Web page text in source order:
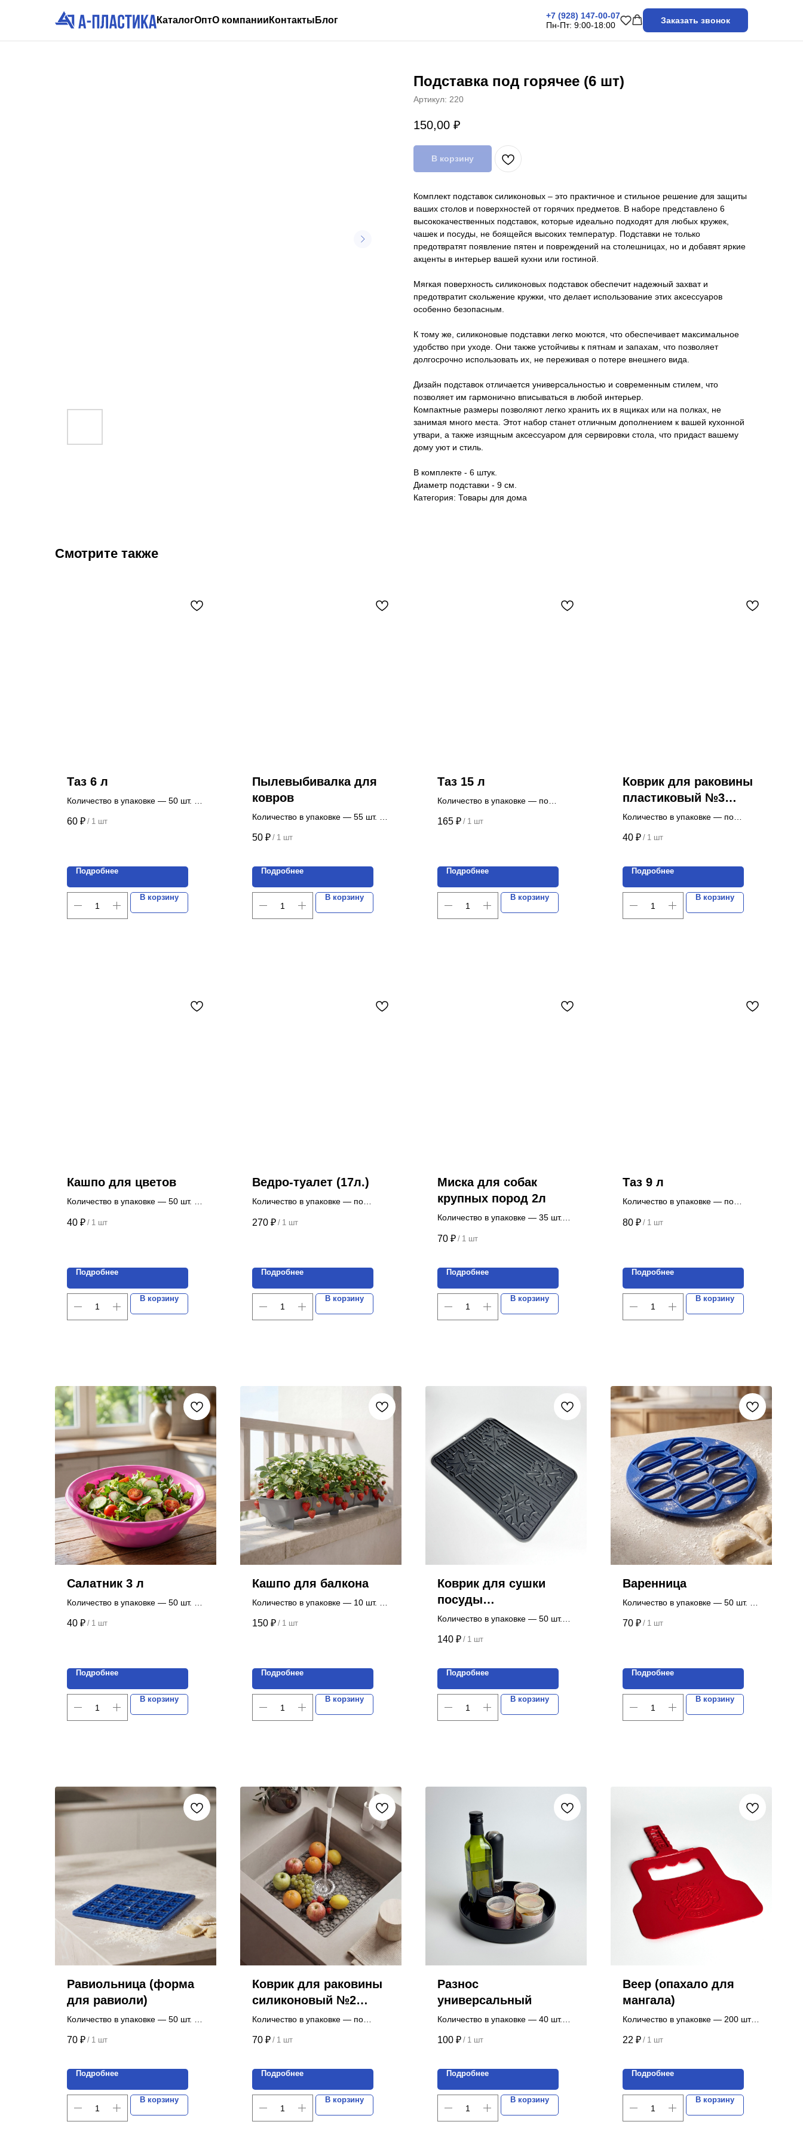
КаталогОптО компании Контакты Блог
+7 (928) 147-00-07
Пн-Пт: 9:00-18:00
Заказать звонок
Подставка под горячее (6 шт)
Артикул: 220
150,00 ₽
В корзину
Комплект подставок силиконовых – это практичное и стильное решение для защиты
ваших столов и поверхностей от горячих предметов. В наборе представлено 6
высококачественных подставок, которые идеально подходят для любых кружек,
чашек и посуды, не боящейся высоких температур. Подставки не только
предотвратят появление пятен и повреждений на столешницах, но и добавят яркие
акценты в интерьер вашей кухни или гостиной.
Мягкая поверхность силиконовых подставок обеспечит надежный захват и
предотвратит скольжение кружки, что делает использование этих аксессуаров
особенно безопасным.
К тому же, силиконовые подставки легко моются, что обеспечивает максимальное
удобство при уходе. Они также устойчивы к пятнам и запахам, что позволяет
долгосрочно использовать их, не переживая о потере внешнего вида.
Дизайн подставок отличается универсальностью и современным стилем, что
позволяет им гармонично вписываться в любой интерьер.
Компактные размеры позволяют легко хранить их в ящиках или на полках, не
занимая много места. Этот набор станет отличным дополнением к вашей кухонной
утвари, а также изящным аксессуаром для сервировки стола, что придаст вашему
дому уют и стиль.
В комплекте - 6 штук.
Диаметр подставки - 9 см.
Категория: Товары для дома
Смотрите также
Таз 6 л
Количество в упаковке — 50 шт.
60 ₽ / 1 шт
Подробнее
В корзину
Пылевыбивалка для
ковров
Количество в упаковке — 55 шт.
50 ₽ / 1 шт
Подробнее
В корзину
Таз 15 л
Количество в упаковке — по
Цена указана за 1 шт.
165 ₽ / 1 шт
Подробнее
В корзину
Коврик для раковины
пластиковый №3
"Камушки" 30х30
Количество в упаковке — по
Цена указана за 1 шт.
40 ₽ / 1 шт
Подробнее
В корзину
Кашпо для цветов
Количество в упаковке — 50 шт.
40 ₽ / 1 шт
Подробнее
В корзину
Ведро-туалет (17л.)
Количество в упаковке — по
Цена указана за 1 шт.
270 ₽ / 1 шт
Подробнее
В корзину
Миска для собак
крупных пород 2л
Количество в упаковке — 35 шт.
70 ₽ / 1 шт
Подробнее
В корзину
Таз 9 л
Количество в упаковке — по
Цена указана за 1 шт.
80 ₽ / 1 шт
Подробнее
В корзину
Салатник 3 л
Количество в упаковке — 50 шт.
40 ₽ / 1 шт
Подробнее
В корзину
Кашпо для балкона
Количество в упаковке — 10 шт.
150 ₽ / 1 шт
Подробнее
В корзину
Коврик для сушки
посуды
универсальный
Количество в упаковке — 50 шт.
140 ₽ / 1 шт
Подробнее
В корзину
Варенница
Количество в упаковке — 50 шт.
70 ₽ / 1 шт
Подробнее
В корзину
Равиольница (форма
для равиоли)
Количество в упаковке — 50 шт.
70 ₽ / 1 шт
Подробнее
В корзину
Коврик для раковины
силиконовый №2
"Ромашки" 29,5х29,5
Количество в упаковке — по
Цена указана за 1 шт.
70 ₽ / 1 шт
Подробнее
В корзину
Разнос
универсальный
Количество в упаковке — 40 шт.
100 ₽ / 1 шт
Подробнее
В корзину
Веер (опахало для
мангала)
Количество в упаковке — 200 шт.
22 ₽ / 1 шт
Подробнее
В корзину